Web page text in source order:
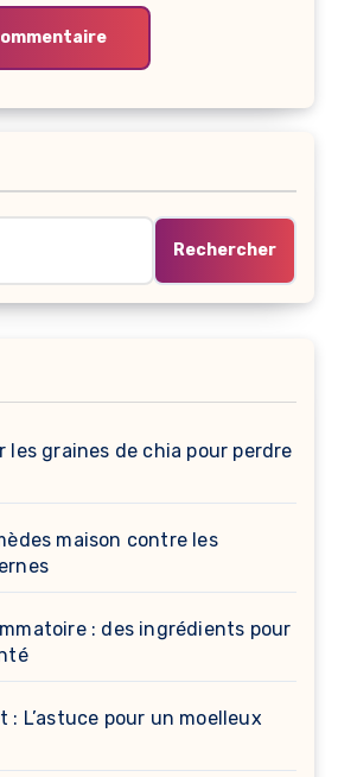
Rechercher
les graines de chia pour perdre
maison contre les
: des ingrédients pour
: L’astuce pour un moelleux